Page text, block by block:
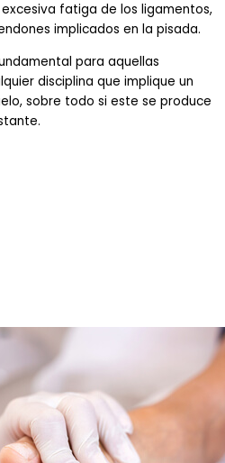
fatiga de los ligamentos,
implicados en la pisada.
para aquellas
disciplina que implique un
sobre todo si este se produce